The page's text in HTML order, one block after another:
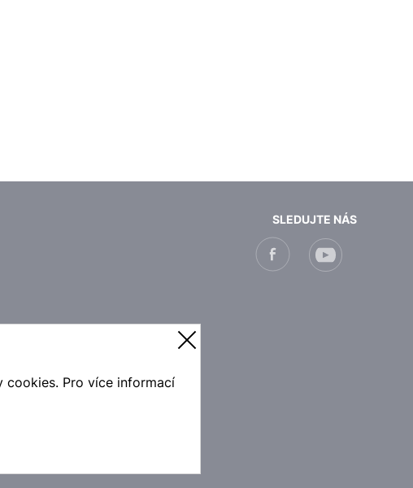
cookies. Pro více informací
SLEDUJTE NÁS